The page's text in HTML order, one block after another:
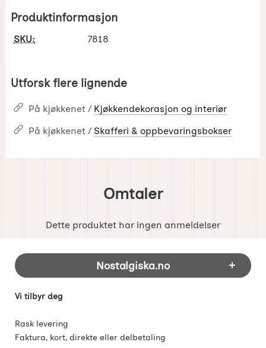
Produktinformasjon
SKU: 7818
Utforsk flere lignende
På kjøkkenet / Kjøkkendekorasjon og interiør
På kjøkkenet / Skafferi & oppbevaringsbokser
Omtaler
Dette produktet har ingen anmeldelser
Footer-innhold Blandet informasjon og
Nostalgiska.no
Vi tilbyr deg
Rask levering
Faktura, kort, direkte eller delbetaling